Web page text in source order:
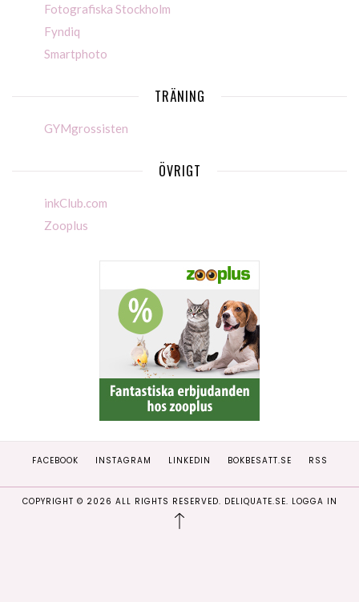
Fotografiska Stockholm
Fyndiq
Smartphoto
TRÄNING
GYMgrossisten
ÖVRIGT
inkClub.com
Zooplus
FACEBOOK INSTAGRAM LINKEDIN BOKBESATT.SE RSS
COPYRIGHT © 2026 ALL RIGHTS RESERVED. DELIQUATE.SE. LOGGA IN